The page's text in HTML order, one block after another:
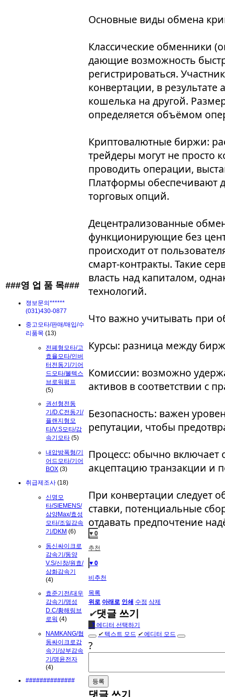
###영 업 품 목###
졍보문의******
(031)430-0877
중고모타/판매/매입/수
리품목 (13)
전폐형모타/고
효율모타/인버
터전동기/기어
드모타/볼텍스
브로워펌프
(5)
권선형전동
기/D.C전동기/
플랜지형모
타/V.S모타/감
속기모타 (5)
내압방폭형/기
어드모타/기어
BOX (3)
취급제조사 (18)
신명모
타/SIEMENS/
삼양Max/효성
모타/조일감속
기/DKM (6)
동신싸이크로
감속기/동양
V.S/신창/원효/
삼화감속기
(4)
효준기전/대우
감속기/명성
D.C/황해링브
로워 (4)
NAMKANG/협
동싸이크로감
속기/삼부감속
기/명윤전자
(4)
##############
Основные виды обмена
Классические обменники
дающие возможность
регистрироваться.
конвертации, в результате
кошелька на другой.
определяется объёмом
Криптовалютные биржи:
трейдеры могут не просто
проводить операции,
Платформы обеспечивают
торговых опций.
Децентрализованные
функционирующие без
происходит от
смарт‑контракты. Такие
власть над капиталом,
технологий.
Что важно учитывать при
Курсы: разница между
Комиссии: возможно
активов в соответствии с
Безопасность: важен
репутации, чтобы
Процесс: обычно
акцептацию транзакции и
При конвертации следует
ставки, потенциальные
отдавать предпочтение
♥ 0
추천
♥ 0
비추천
목록
위로 아래로 인쇄 수정 삭제
✔댓글 쓰기
?에디터 선택하기
✔텍스트 모드 ✔에디터 모드
?
댓글 쓰기